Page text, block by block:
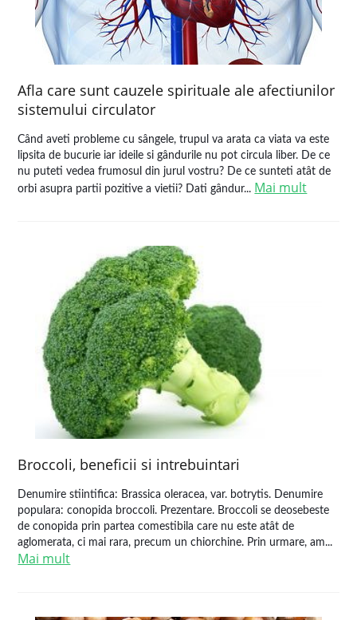
Afla care sunt cauzele spirituale ale afectiunilor
sistemului circulator
Când aveti probleme cu sângele, trupul va arata ca viata va este
lipsita de bucurie iar ideile si gândurile nu pot circula liber. De ce
nu puteti vedea frumosul din jurul vostru? De ce sunteti atât de
orbi asupra partii pozitive a vietii? Dati gândur... Mai mult
Broccoli, beneficii si intrebuintari
Denumire stiintifica: Brassica oleracea, var. botrytis. Denumire
populara: conopida broccoli. Prezentare. Broccoli se deosebeste
de conopida prin partea comestibila care nu este atât de
aglomerata, ci mai rara, precum un chiorchine. Prin urmare, am...
Mai mult